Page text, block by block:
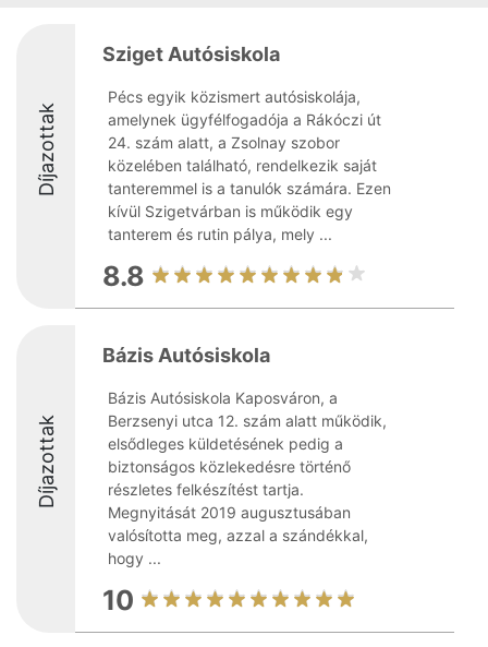
Díjazottak
Sziget Autósiskola
Pécs egyik közismert autósiskolája,
amelynek ügyfélfogadója a Rákóczi út
24. szám alatt, a Zsolnay szobor
közelében található, rendelkezik saját
tanteremmel is a tanulók számára. Ezen
kívül Szigetvárban is működik egy
tanterem és rutin pálya, mely ...
8.8
Díjazottak
Bázis Autósiskola
Bázis Autósiskola Kaposváron, a
Berzsenyi utca 12. szám alatt működik,
elsődleges küldetésének pedig a
biztonságos közlekedésre történő
részletes felkészítést tartja.
Megnyitását 2019 augusztusában
valósította meg, azzal a szándékkal,
hogy ...
10